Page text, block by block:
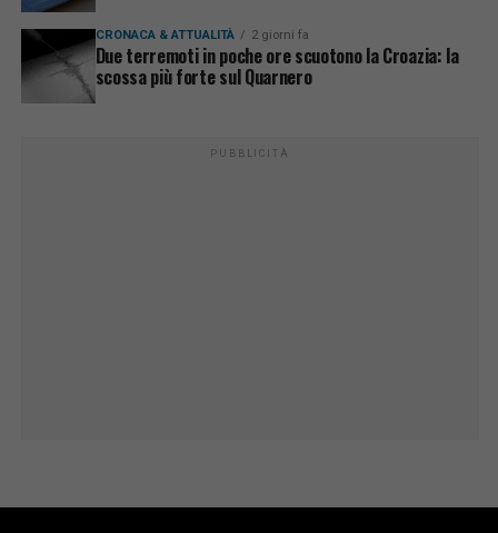
CRONACA & ATTUALITÀ 2 giorni fa
Due terremoti in poche ore scuotono la Croazia: la
scossa più forte sul Quarnero
PUBBLICITÀ